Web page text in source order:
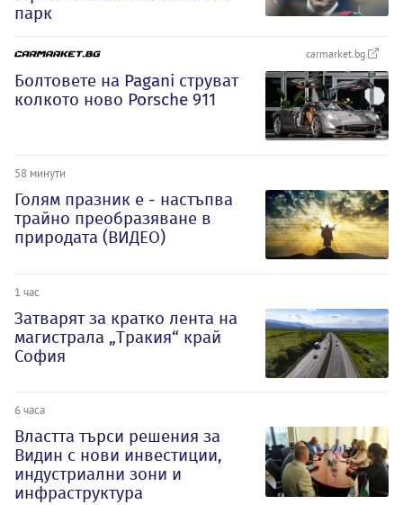
парк
carmarket.bg
Болтовете на Pagani струват
колкото ново Porsche 911
58 минути
Голям празник е - настъпва
трайно преобразяване в
природата (ВИДЕО)
1 час
Затварят за кратко лента на
магистрала „Тракия“ край
София
6 часа
Властта търси решения за
Видин с нови инвестиции,
индустриални зони и
инфраструктура